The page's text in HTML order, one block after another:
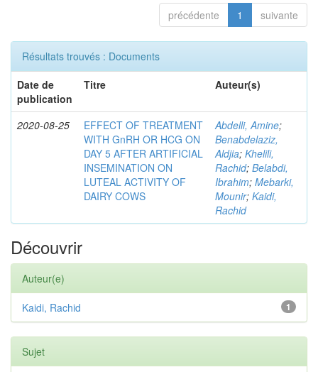
précédente 1 suivante
Résultats trouvés : Documents
Date de
publication
Titre Auteur(s)
2020-08-25
EFFECT OF TREATMENT
WITH GnRH OR HCG ON
DAY 5 AFTER ARTIFICIAL
INSEMINATION ON
LUTEAL ACTIVITY OF
DAIRY COWS
Abdelli, Amine;
Benabdelaziz,
Aldjia; Khelili,
Rachid; Belabdi,
Ibrahim; Mebarki,
Mounir; Kaidi,
Rachid
Découvrir
Auteur(e)
1
Kaidi, Rachid
Sujet